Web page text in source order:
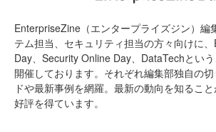
EnterpriseZine（エンタープライズジン）編
テム担当、セキュリティ担当の方々向けに
Day、Security Online Day、DataTechとい
開催しております。それぞれ編集部独自の
ドや最新事例を網羅。最新の動向を知ること
好評を得ています。